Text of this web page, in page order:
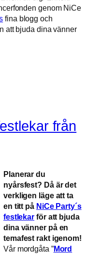
genom NiCe
fina blogg och
att bjuda dina vänner
från
Planerar du
nyårsfest? Då är det
verkligen läge att ta
en titt på NiCe Party´s
festlekar för att bjuda
dina vänner på en
temafest rakt igenom!
Vår mordgåta ”Mord